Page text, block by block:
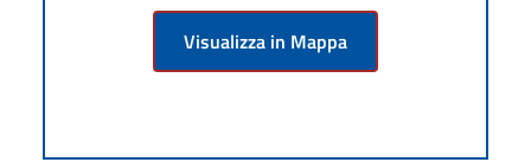
Visualizza in Mappa